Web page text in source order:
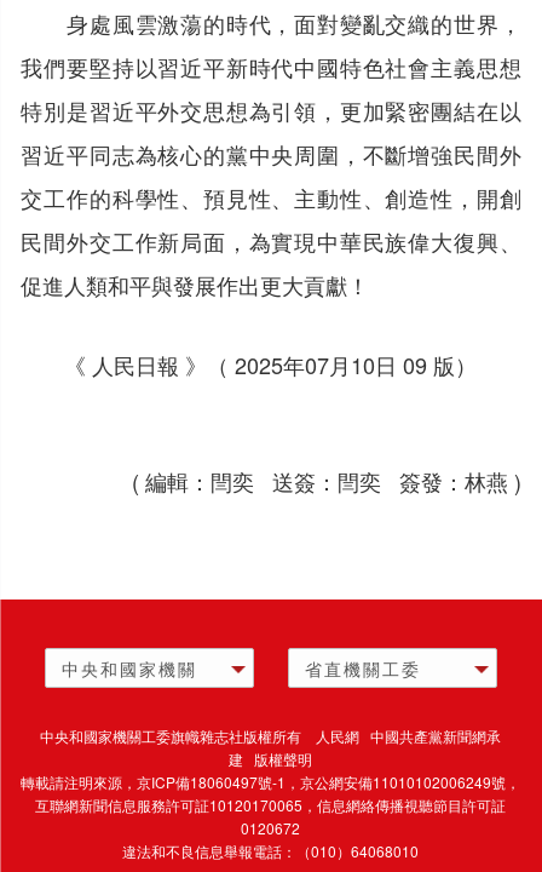
身處風雲激蕩的時代，面對變亂交織的世界，
我們要堅持以習近平新時代中國特色社會主義思想
特別是習近平外交思想為引領，更加緊密團結在以
習近平同志為核心的黨中央周圍，不斷增強民間外
交工作的科學性、預見性、主動性、創造性，開創
民間外交工作新局面，為實現中華民族偉大復興、
促進人類和平與發展作出更大貢獻！
《 人民日報 》（ 2025年07月10日 09 版）
( 編輯：閆奕 送簽：閆奕 簽發：林燕 )
中央和國家機關 省直機關工委
中央和國家機關工委旗幟雜志社版權所有 人民網 中國共產黨新聞網承
建 版權聲明
轉載請注明來源，京ICP備18060497號-1 ，京公網安備11010102006249號，
互聯網新聞信息服務許可証10120170065，信息網絡傳播視聽節目許可証
0120672
違法和不良信息舉報電話：（010）64068010